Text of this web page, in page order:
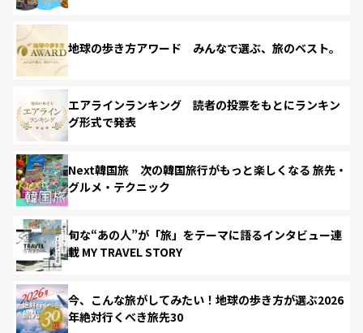
地球の歩き方アワード みんなで選ぶ、旅のベスト。
エアラインランキング 読者の投票をもとにランキン
グ形式で発表
Next韓国旅 次の韓国旅行がもっと楽しくなる 旅先・
グルメ・テクニック
旬な“あの人”が「旅」をテーマに語るインタビュー連
載 MY TRAVEL STORY
今、こんな旅がしてみたい！地球の歩き方が選ぶ2026
年絶対行くべき旅先30